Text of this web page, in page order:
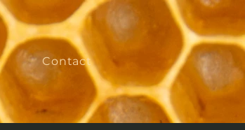
Contact